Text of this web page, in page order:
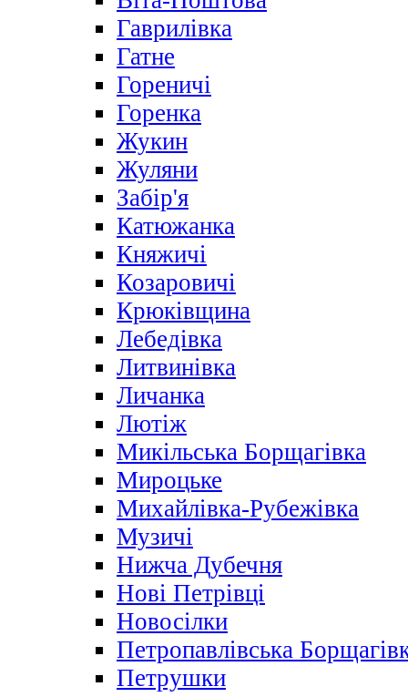
Гаврилівка
Гатне
Гореничі
Горенка
Жукин
Жуляни
Забір'я
Катюжанка
Княжичі
Козаровичі
Крюківщина
Лебедівка
Литвинівка
Личанка
Лютіж
Микільська Борщагівка
Мироцьке
Михайлівка-Рубежівка
Музичі
Нижча Дубечня
Нові Петрівці
Новосілки
Петропавлівська
Петрушки